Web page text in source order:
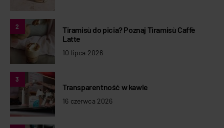
2
Tiramisù do picia? Poznaj Tiramisù Caffè
Latte
10 lipca 2026
3
Transparentność w kawie
16 czerwca 2026